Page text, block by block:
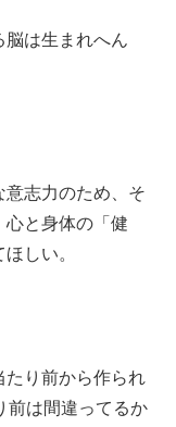
脳は生まれへん
意志力のため、そ
心と身体の「健
しい。
たり前から作られ
前は間違ってるか